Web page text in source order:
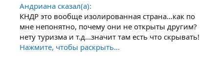
Андриана сказал(а):
КНДР это вообще изолированная страна...как по
мне непонятно, почему они не открыты другим?
нету туризма и т.д...значит там есть что скрывать!
Нажмите, чтобы раскрыть...